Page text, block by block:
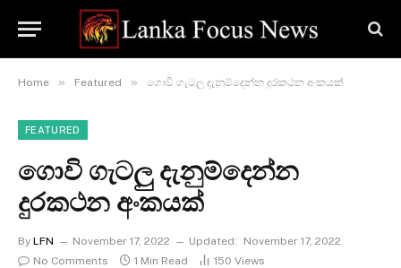
Home » Featured » ගොවි ගැටලු දැනුම්දෙන්න දුරකථන අංකයක්
FEATURED
ගොවි ගැටලු දැනුම්දෙන්න
දුරකථන අංකයක්
By LFN November 17, 2022 Updated:
November 17, 2022
No Comments
1 Min Read 150 Views